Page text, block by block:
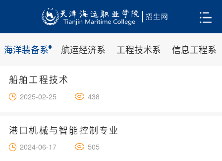
海洋装备系 航运经济系 工程技术系 信息工程系
船舶工程技术
2025-02-25 438
港口机械与智能控制专业
2024-06-17 505